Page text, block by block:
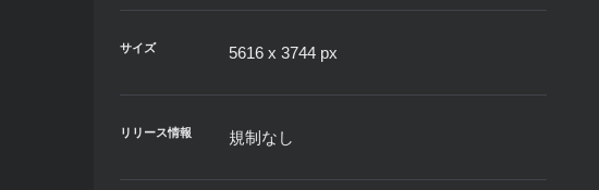
サイズ 5616 x 3744 px
リリース情報 規制なし